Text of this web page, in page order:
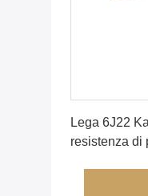
Lega 6J22
resistenza di